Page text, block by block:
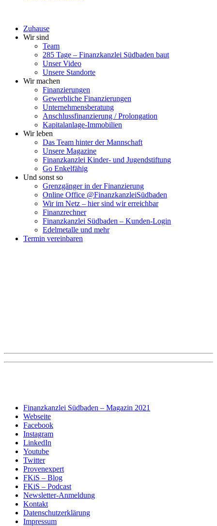
Zuhause
Wir sind
Team
285 Tage – Finanzkanzlei Südbaden baut
Unser Video
Unsere Standorte
Wir machen
Finanzierungen
Gewerbliche Finanzierungen
Unternehmensberatung
Anschlussfinanzierung / Prolongation
Kapitalanlage-Immobilien
Wir leben
Das Team hinter der Mannschaft
Unsere Magazine
Finanzkanzlei Kinder- und Jugendstiftung
Go Enkelfähig
Und sonst so
Grenzgänger in der Finanzierung
Online Office @FinanzkanzleiSüdbaden
Wir im Netz – hier sind wir erreichbar
Finanzrechner
Finanzkanzlei Südbaden – Kunden-Login
Edelmetalle und mehr
Termin vereinbaren
Finanzkanzlei Südbaden – Magazin 2021
Webseite
Facebook
Instagram
LinkedIn
Youtube
Twitter
Provenexpert
FKiS – Blog
FKiS – Podcast
Newsletter-Anmeldung
Kontakt
Datenschutzerklärung
Impressum